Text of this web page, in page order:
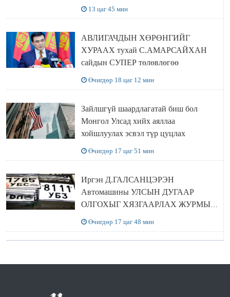
13 цаг 45 мин
АВЛИГАЧДЫН ХӨРӨНГИЙГ
ХУРААХ тухай С.АМАРСАЙХАН
сайдын СУПЕР төлөвлөгөө
Өчигдөр 18 цаг 12 мин
Зайлшгүй шаардлагатай биш бол
Монгол Улсад хийх аяллаа
хойшлуулах эсвэл түр цуцлах
Өчигдөр 17 цаг 51 мин
Иргэн Д.ГАЛСАНЦЭРЭН
Автомашины УЛСЫН ДУГААР
ОЛГОХЫГ ХЯЗГААРЛАХ ЖУРМЫГ
Өчигдөр 17 цаг 48 мин